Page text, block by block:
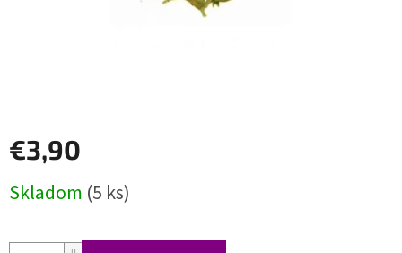
€3,90
cena:
Skladom (5 ks)